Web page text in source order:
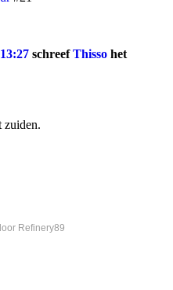
schreefThisso het
zuiden.
Refinery89